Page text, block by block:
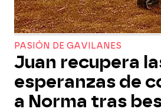
PASIÓN DE GAVILANES
Juan recupera
esperanzas de
a Norma tras